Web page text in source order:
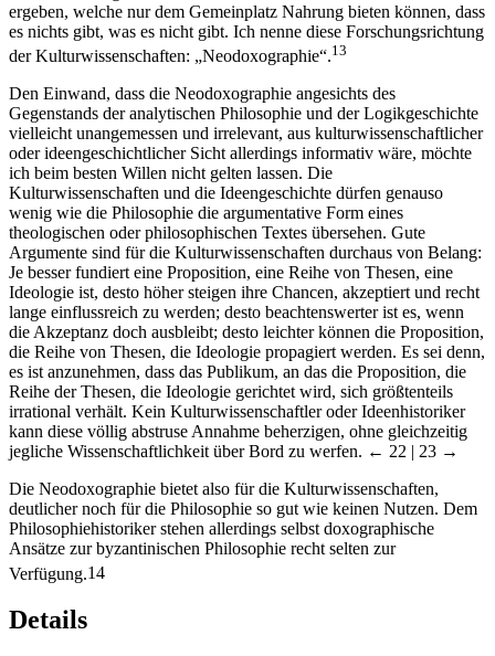
ergeben, welche nur dem Gemeinplatz Nahrung bieten können, dass
es nichts gibt, was es nicht gibt. Ich nenne diese Forschungsrichtung
der Kulturwissenschaften: „Neodoxographie“.13
Den Einwand, dass die Neodoxographie angesichts des
Gegenstands der analytischen Philosophie und der Logikgeschichte
vielleicht unangemessen und irrelevant, aus kulturwissenschaftlicher
oder ideengeschichtlicher Sicht allerdings informativ wäre, möchte
ich beim besten Willen nicht gelten lassen. Die
Kulturwissenschaften und die Ideengeschichte dürfen genauso
wenig wie die Philosophie die argumentative Form eines
theologischen oder philosophischen Textes übersehen. Gute
Argumente sind für die Kulturwissenschaften durchaus von Belang:
Je besser fundiert eine Proposition, eine Reihe von Thesen, eine
Ideologie ist, desto höher steigen ihre Chancen, akzeptiert und recht
lange einflussreich zu werden; desto beachtenswerter ist es, wenn
die Akzeptanz doch ausbleibt; desto leichter können die Proposition,
die Reihe von Thesen, die Ideologie propagiert werden. Es sei denn,
es ist anzunehmen, dass das Publikum, an das die Proposition, die
Reihe der Thesen, die Ideologie gerichtet wird, sich größtenteils
irrational verhält. Kein Kulturwissenschaftler oder Ideenhistoriker
kann diese völlig abstruse Annahme beherzigen, ohne gleichzeitig
jegliche Wissenschaftlichkeit über Bord zu werfen. ← 22 | 23 →
Die Neodoxographie bietet also für die Kulturwissenschaften,
deutlicher noch für die Philosophie so gut wie keinen Nutzen. Dem
Philosophiehistoriker stehen allerdings selbst doxographische
Ansätze zur byzantinischen Philosophie recht selten zur
Verfügung.14
Details